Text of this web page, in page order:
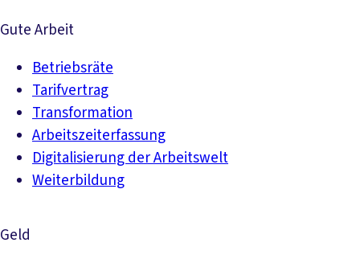
Gute Arbeit
Betriebsräte
Tarifvertrag
Transformation
Arbeitszeiterfassung
Digitalisierung der Arbeitswelt
Weiterbildung
Geld